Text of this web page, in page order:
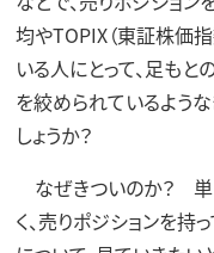
均やTOPIX（東証株価
いる人にとって、足も
を絞められているよう
しょうか？
なぜきついのか？ 単
く、売りポジションを持